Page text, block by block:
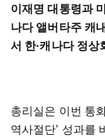
이재명 대통령과
나다 앨버타주 캐
서 한·캐나다 정상
총리실은 이번 통
역사절단’ 성과를